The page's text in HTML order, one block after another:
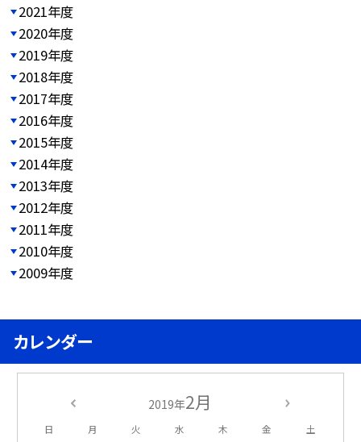
2021年度
2020年度
2019年度
2018年度
2017年度
2016年度
2015年度
2014年度
2013年度
2012年度
2011年度
2010年度
2009年度
カレンダー
2019年2月
日 月 火 水 木 金 土